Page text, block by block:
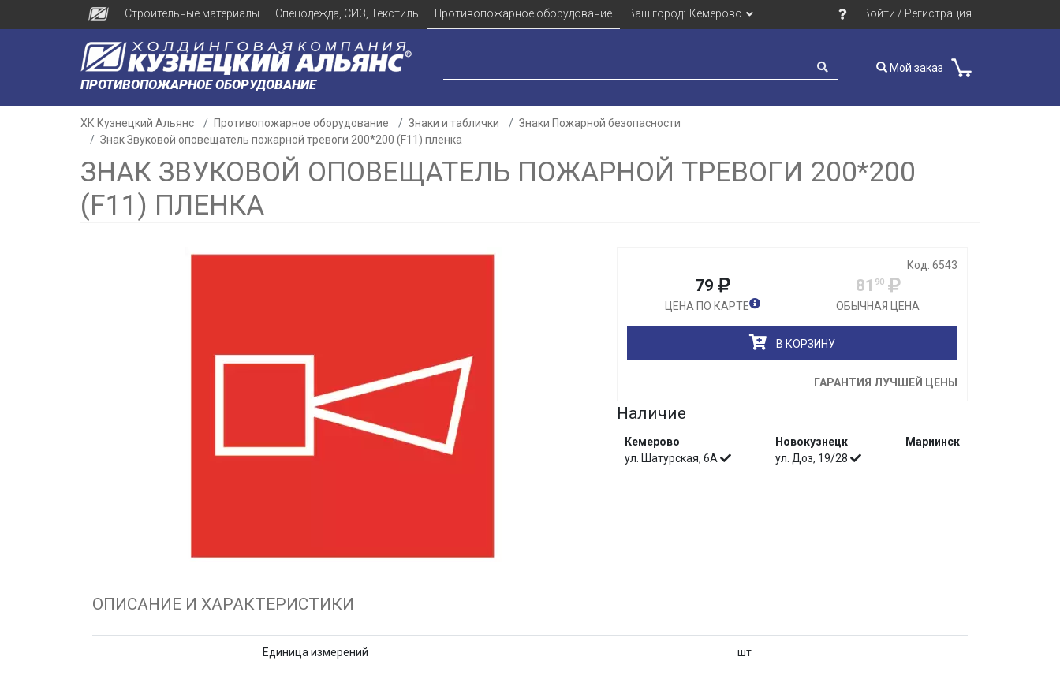
Строительные материалы Спецодежда, СИЗ, Текстиль Противопожарное оборудование Ваш город: Кемерово Войти / Регистрация
ПРОТИВОПОЖАРНОЕ ОБОРУДОВАНИЕ
Мой заказ
ХК Кузнецкий Альянс Противопожарное оборудование Знаки и таблички
Знаки Пожарной безопасности
Знак Звуковой оповещатель пожарной тревоги 200*200 (F11) пленка
ЗНАК ЗВУКОВОЙ ОПОВЕЩАТЕЛЬ ПОЖАРНОЙ ТРЕВОГИ 200*200
(F11) ПЛЕНКА
Код: 6543
79
ЦЕНА ПО КАРТЕ
81 90
ОБЫЧНАЯ ЦЕНА
В КОРЗИНУ
ГАРАНТИЯ ЛУЧШЕЙ ЦЕНЫ
Наличие
Кемерово
ул. Шатурская, 6А
Новокузнецк
ул. Доз, 19/28
Мариинск
ОПИСАНИЕ И ХАРАКТЕРИСТИКИ
Единица измерений шт
Сегодня
Оплачивайте сегодня только
Получайте товарвыбранный способом